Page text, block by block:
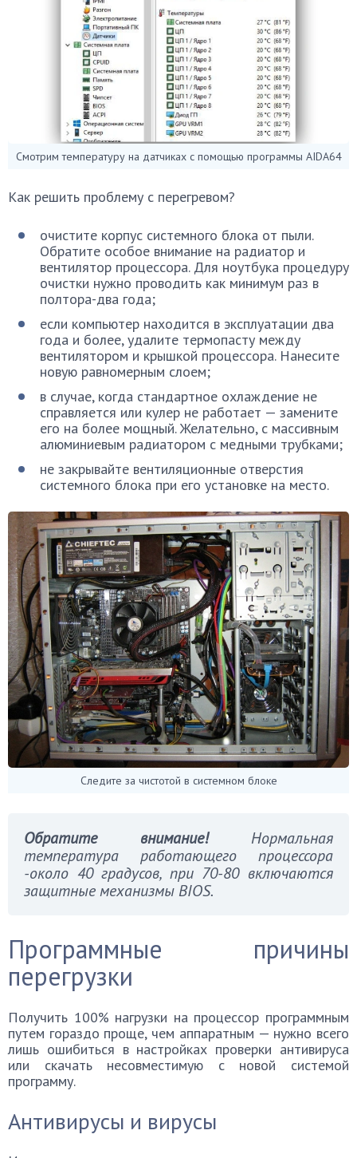
Смотрим температуру на датчиках с помощью программы AIDA64
Как решить проблему с перегревом?
очистите корпус системного блока от пыли.
Обратите особое внимание на радиатор и
вентилятор процессора. Для ноутбука процедуру
очистки нужно проводить как минимум раз в
полтора-два года;
если компьютер находится в эксплуатации два
года и более, удалите термопасту между
вентилятором и крышкой процессора. Нанесите
новую равномерным слоем;
в случае, когда стандартное охлаждение не
справляется или кулер не работает — замените
его на более мощный. Желательно, с массивным
алюминиевым радиатором с медными трубками;
не закрывайте вентиляционные отверстия
системного блока при его установке на место.
Следите за чистотой в системном блоке
Обратите внимание!Нормальная
температура работающего процессора
-около 40 градусов, при 70-80 включаются
защитные механизмы BIOS.
Программные причины
перегрузки
Получить 100% нагрузки на процессор программным
путем гораздо проще, чем аппаратным — нужно всего
лишь ошибиться в настройках проверки антивируса
или скачать несовместимую с новой системой
программу.
Антивирусы и вирусы